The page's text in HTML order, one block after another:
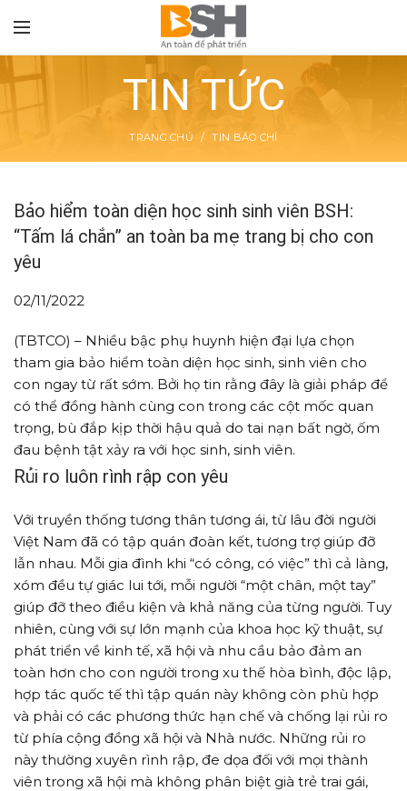
TIN TỨC
TRANG CHỦ TIN BÁO CHÍ
Bảo hiểm toàn diện học sinh sinh viên BSH:
“Tấm lá chắn” an toàn ba mẹ trang bị cho con
yêu
02/11/2022
(TBTCO) – Nhiều bậc phụ huynh hiện đại lựa chọn
tham gia bảo hiểm toàn diện học sinh, sinh viên cho
con ngay từ rất sớm. Bởi họ tin rằng đây là giải pháp để
có thể đồng hành cùng con trong các cột mốc quan
trọng, bù đắp kịp thời hậu quả do tai nạn bất ngờ, ốm
đau bệnh tật xảy ra với học sinh, sinh viên.
Rủi ro luôn rình rập con yêu
Với truyền thống tương thân tương ái, từ lâu đời người
Việt Nam đã có tập quán đoàn kết, tương trợ giúp đỡ
lẫn nhau. Mỗi gia đình khi “có công, có việc” thì cả làng,
xóm đều tự giác lui tới, mỗi người “một chân, một tay”
giúp đỡ theo điều kiện và khả năng của từng người. Tuy
nhiên, cùng với sự lớn mạnh của khoa học kỹ thuật, sự
phát triển về kinh tế, xã hội và nhu cầu bảo đảm an
toàn hơn cho con người trong xu thế hòa bình, độc lập,
hợp tác quốc tế thì tập quán này không còn phù hợp
và phải có các phương thức hạn chế và chống lại rủi ro
từ phía cộng đồng xã hội và Nhà nước. Những rủi ro
này thường xuyên rình rập, đe dọa đối với mọi thành
viên trong xã hội mà không phân biệt già trẻ trai gái,